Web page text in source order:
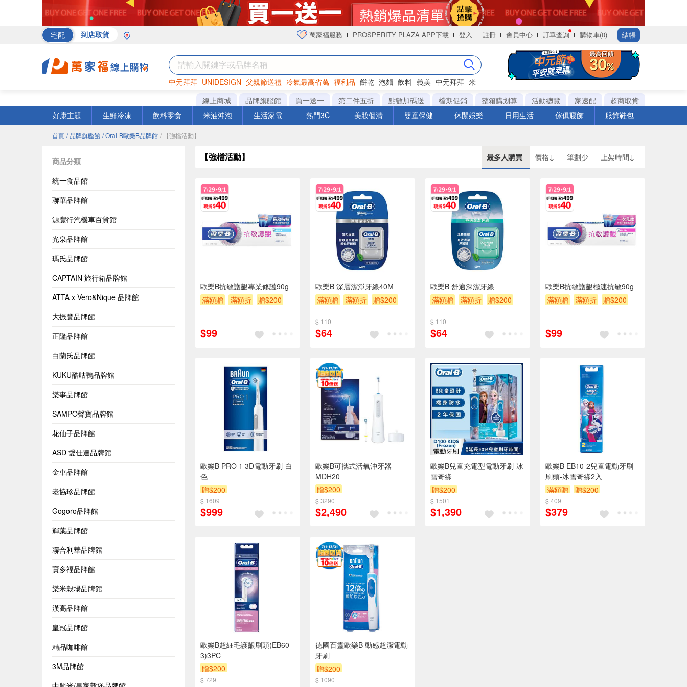
宅配 到店取貨 萬家福服務 PROSPERITY PLAZA APP下載 登入 註冊 會員中心 訂單查詢 購物車(0) 結帳
中元拜拜 UNIDESIGN 父親節送禮 冷氣最高省萬 福利品 餅乾 泡麵 飲料 義美 中元拜拜 米
海苔 巧克力 衛生紙
線上商城 品牌旗艦館 買一送一 第二件五折 點數加碼送 檔期促銷 整箱購划算 活動總覽 家速配
超商取貨
好康主題
生鮮冷凍 飲料零食 米油沖泡 生活家電 熱門3C 美妝個清 嬰童保健 休閒娛樂 日用生活 傢俱寢飾 服飾鞋包
首頁 / 品牌旗艦館 / Oral-B歐樂B品牌館 / 【強檔活動】
商品分類
統一食品館
聯華品牌館
源豐行汽機車百貨館
光泉品牌館
瑪氏品牌館
CAPTAIN 旅行箱品牌館
ATTA x Vero&Nique 品牌館
大振豐品牌館
正隆品牌館
白蘭氏品牌館
KUKU酷咕鴨品牌館
樂事品牌館
SAMPO聲寶品牌館
花仙子品牌館
ASD 愛仕達品牌館
金車品牌館
老協珍品牌館
Gogoro品牌館
輝葉品牌館
聯合利華品牌館
寶多福品牌館
樂米穀場品牌館
漢高品牌館
皇冠品牌館
精品咖啡館
3M品牌館
【強檔活動】 最多人購買 價格↓ 筆劃少 上架時間↓
歐樂B抗敏護齦專業修護90g
滿額贈
滿額折 贈$200
$99
歐樂B 深層潔淨牙線40M
滿額贈
滿額折 贈$200
$ 110
$64
歐樂B 舒適深潔牙線
滿額贈
滿額折 贈$200
$ 110
$64
歐樂B抗敏護齦極速抗敏90g
滿額贈
滿額折 贈$200
$99
歐樂B PRO 1 3D電動牙刷-白
色
贈$200
$ 1609
$999
歐樂B可攜式活氧沖牙器
MDH20
贈$200
$ 3290
$2,490
歐樂B兒童充電型電動牙刷-冰
雪奇緣
贈$200
$ 1501
$1,390
歐樂B EB10-2兒童電動牙刷
刷頭-冰雪奇緣2入
滿額贈
贈$200
$ 409
$379
歐樂B超細毛護齦刷頭(EB60-
3)3PC
贈$200
$ 729
德國百靈歐樂B 動感超潔電動
牙刷
贈$200
$ 1090